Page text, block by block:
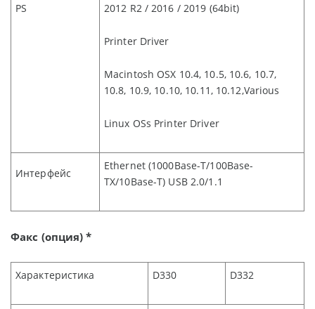
PS
2012 R2 / 2016 / 2019 (64bit)
Printer Driver
Macintosh OSX 10.4, 10.5, 10.6, 10.7,
10.8, 10.9, 10.10, 10.11, 10.12,Various
Linux OSs Printer Driver
Интерфейс
Ethernet (1000Base-T/100Base-
TX/10Base-T) USB 2.0/1.1
Факс (опция) *
Характеристика D330 D332